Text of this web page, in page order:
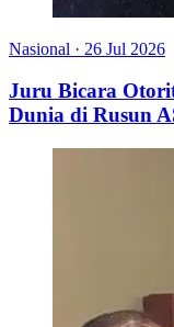
Nasional · 26 Jul 2026
Juru Bicara
Dunia di Rusun